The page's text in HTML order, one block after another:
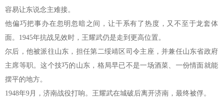
容易让东说念主难接。
他偏巧把事办在忽明忽暗之间，让干系有了热度，又不至于龙套体
面。1945年抗战见效时，王耀武仍是走到更高位置。
尔后，他被派往山东，担任第二绥靖区司令主座，并兼任山东省政府
主席等职。这个技巧的山东，格局早已不是一场酒菜、一份情面就能
摆平的地方。
1948年9月，济南战役打响。王耀武在城破后离开济南，最终被俘。